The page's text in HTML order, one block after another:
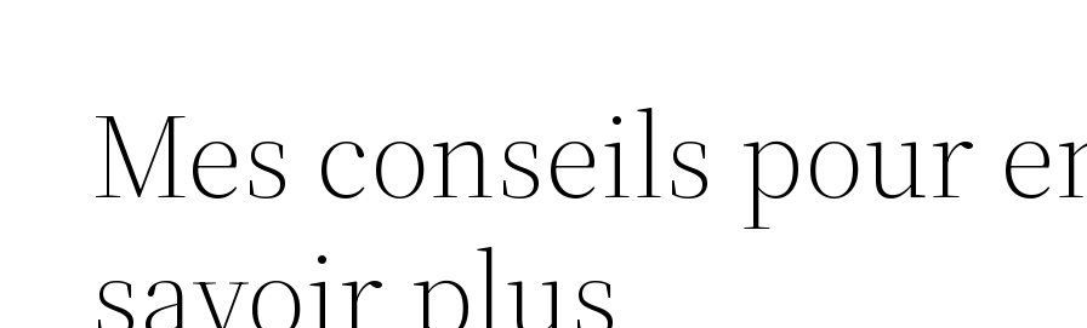
Mes conseils pour
savoir plus